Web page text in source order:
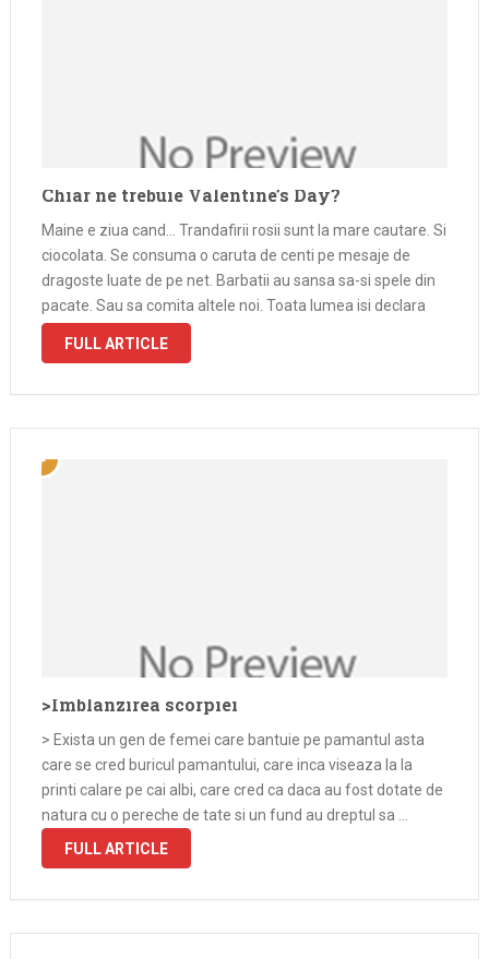
Chiar ne trebuie Valentine’s Day?
Maine e ziua cand… Trandafirii rosii sunt la mare cautare. Si
ciocolata. Se consuma o caruta de centi pe mesaje de
dragoste luate de pe net. Barbatii au sansa sa-si spele din
pacate. Sau sa comita altele noi. Toata lumea isi declara
dragostea in toate modurile …
FULL ARTICLE
>Imblanzirea scorpiei
> Exista un gen de femei care bantuie pe pamantul asta
care se cred buricul pamantului, care inca viseaza la la
printi calare pe cai albi, care cred ca daca au fost dotate de
natura cu o pereche de tate si un fund au dreptul sa …
FULL ARTICLE